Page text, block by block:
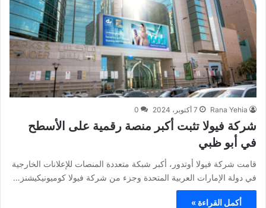
Rana Yehia 7 أكتوبر، 2024 0
شركة فيولا تثبت أكبر منصة رقمية على الأسطح
في أبو ظبي
قامت شركة فيولا أوتدور، أكبر شبكة متعددة المنصات للإعلانات الخارجية
في دولة الإمارات العربية المتحدة وجزء من شركة فيولا كوميونيكيشنز…
أكمل القراءة »